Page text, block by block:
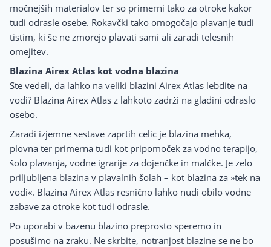
močnejših materialov ter so primerni tako za otroke kakor
tudi odrasle osebe. Rokavčki tako omogočajo plavanje tudi
tistim, ki še ne zmorejo plavati sami ali zaradi telesnih
omejitev.
Blazina Airex Atlas kot vodna blazina
Ste vedeli, da lahko na veliki blazini Airex Atlas lebdite na
vodi? Blazina Airex Atlas z lahkoto zadrži na gladini odraslo
osebo.
Zaradi izjemne sestave zaprtih celic je blazina mehka,
plovna ter primerna tudi kot pripomoček za vodno terapijo,
šolo plavanja, vodne igrarije za dojenčke in malčke. Je zelo
priljubljena blazina v plavalnih šolah – kot blazina za »tek na
vodi«. Blazina Airex Atlas resnično lahko nudi obilo vodne
zabave za otroke kot tudi odrasle.
Po uporabi v bazenu blazino preprosto speremo in
posušimo na zraku. Ne skrbite, notranjost blazine se ne bo